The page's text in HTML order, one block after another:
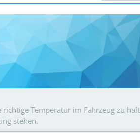
Temperatur im Fahrzeug zu
stehen.